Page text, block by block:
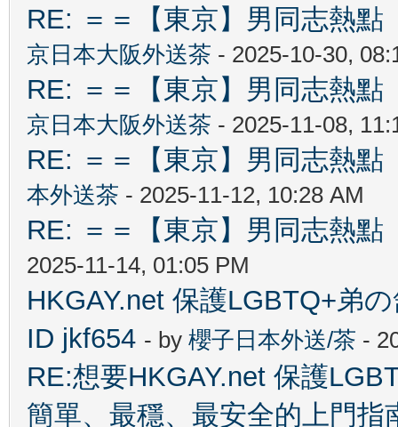
RE: ＝＝【東京】男同志熱
京日本大阪外送茶 - 2025-10-30,
RE: ＝＝【東京】男同志熱
京日本大阪外送茶 - 2025-11-08,
RE: ＝＝【東京】男同志熱
本外送茶 - 2025-11-12, 10:28 AM
RE: ＝＝【東京】男同志熱
2025-11-14, 01:05 PM
HKGAY.net 保護LGBTQ+弟
ID jkf654 - by 櫻子日本外送/茶 -
RE:想要HKGAY.net 保護
簡單、最穩、最安全的上門指